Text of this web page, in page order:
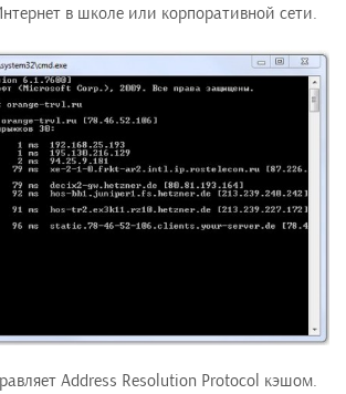
в школе или корпоративной сети.
Address Resolution Protocol кэшом.